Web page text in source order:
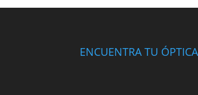
ENCUENTRA TU ÓPTICA